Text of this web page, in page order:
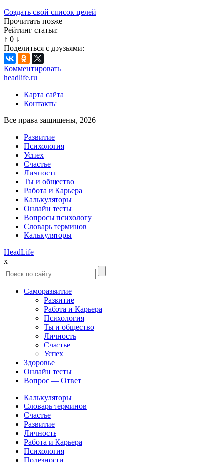
Создать свой список целей
Прочитать позже
Рейтинг статьи:
↑ 0 ↓
Поделиться с друзьями:
Комментировать
headlife.ru
Карта сайта
Контакты
Все права защищены, 2026
Развитие
Психология
Успех
Счастье
Личность
Ты и общество
Работа и Карьера
Калькуляторы
Онлайн тесты
Вопросы психологу
Словарь терминов
Калькуляторы
HeadLife
x
Саморазвитие
Развитие
Работа и Карьера
Психология
Ты и общество
Личность
Счастье
Успех
Здоровье
Онлайн тесты
Вопрос — Ответ
Калькуляторы
Словарь терминов
Счастье
Развитие
Личность
Работа и Карьера
Психология
Полезности